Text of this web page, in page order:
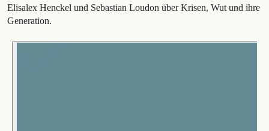
Elisalex Henckel und Sebastian Loudon über Krisen, Wut und ihre
Generation.